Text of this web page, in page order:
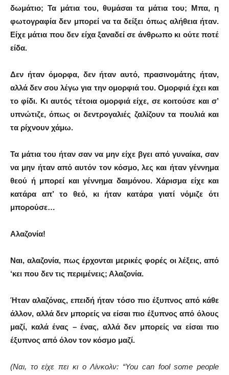
δωμάτιο; Τα μάτια του, θυμάσαι τα μάτια του; Μπα, η
φωτογραφία δεν μπορεί να τα δείξει όπως αλήθεια ήταν.
Είχε μάτια που δεν είχα ξαναδεί σε άνθρωπο κι ούτε ποτέ
είδα.
Δεν ήταν όμορφα, δεν ήταν αυτό, πρασινομάτης ήταν,
αλλά δεν σου λέγω για την ομορφιά του. Ομορφιά έχει και
το φίδι. Κι αυτός τέτοια ομορφιά είχε, σε κοιτούσε και σ’
υπνώτιζε, όπως οι δεντρογαλιές ζαλίζουν τα πουλιά και
τα ρίχνουν χάμω.
Τα μάτια του ήταν σαν να μην είχε βγει από γυναίκα, σαν
να μην ήταν από αυτόν τον κόσμο, λες και ήταν γέννημα
θεού ή μπορεί και γέννημα δαιμόνου. Χάρισμα είχε και
κατάρα απ’ το θεό, κι ήταν κατάρα γιατί νόμιζε ότι
μπορούσε…
Αλαζονία!
Ναι, αλαζονία, πως έρχονται μερικές φορές οι λέξεις, από
‘κει που δεν τις περιμένεις; Αλαζονία.
Ήταν αλαζόνας, επειδή ήταν τόσο πιο έξυπνος από κάθε
άλλον, αλλά δεν μπορείς να είσαι πιο έξυπνος από όλους
μαζί, καλά ένας – ένας, αλλά δεν μπορείς να είσαι πιο
έξυπνος από όλον τον κόσμο μαζί.
(Ναι, το είχε πει κι ο Λίνκολν: “You can fool some people